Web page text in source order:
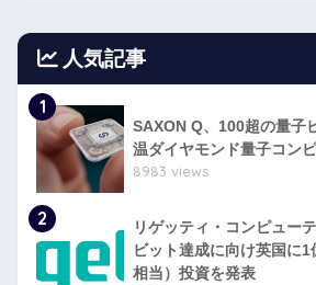
人気記事
1
SAXON Q、100超の量子
温ダイヤモンド量子コン
8983 views
2
リゲッティ・コンピュー
ビット達成に向け英国に
相当）投資を発表